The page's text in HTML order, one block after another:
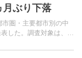
月ぶり下落
市圏・主要都市別の中
した。調査対象は、敷